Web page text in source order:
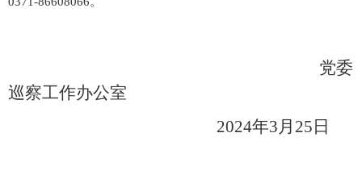
党委
巡察工作办公室
2024年3月25 日